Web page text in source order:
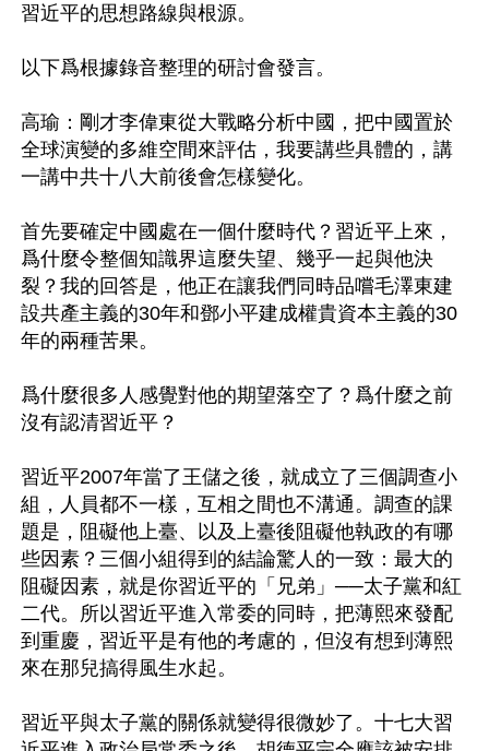
習近平的思想路線與根源。
以下爲根據錄音整理的研討會發言。
高瑜：剛才李偉東從大戰略分析中國，把中國置於
全球演變的多維空間來評估，我要講些具體的，講
一講中共十八大前後會怎樣變化。
首先要確定中國處在一個什麼時代？習近平上來，
爲什麼令整個知識界這麼失望、幾乎一起與他決
裂？我的回答是，他正在讓我們同時品嚐毛澤東建
設共產主義的30年和鄧小平建成權貴資本主義的30
年的兩種苦果。
爲什麼很多人感覺對他的期望落空了？爲什麼之前
沒有認清習近平？
習近平2007年當了王儲之後，就成立了三個調查小
組，人員都不一樣，互相之間也不溝通。調查的課
題是，阻礙他上臺、以及上臺後阻礙他執政的有哪
些因素？三個小組得到的結論驚人的一致：最大的
阻礙因素，就是你習近平的「兄弟」──太子黨和紅
二代。所以習近平進入常委的同時，把薄熙來發配
到重慶，習近平是有他的考慮的，但沒有想到薄熙
來在那兒搞得風生水起。
習近平與太子黨的關係就變得很微妙了。十七大習